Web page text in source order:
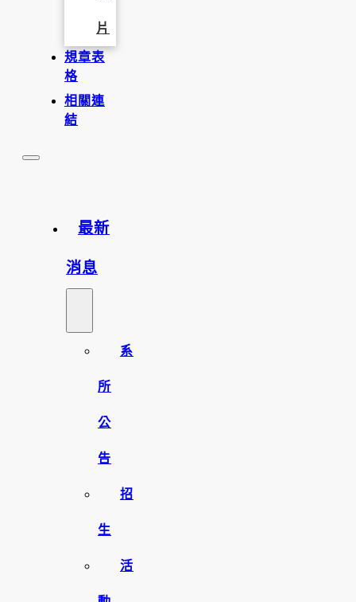
片
規章表
格
相關連
結
最新
消息
系
所
公
告
招
生
活